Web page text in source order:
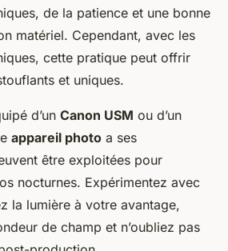
de la patience et une bonne
matériel. Cependant, avec les
cette pratique peut offrir
et uniques.
d’un Canon USM ou d’un
appareil photo a ses
être exploitées pour
nocturnes. Expérimentez avec
la lumière à votre avantage,
de champ et n’oubliez pas